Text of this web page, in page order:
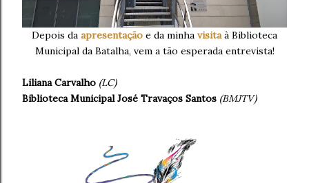
Depois da apresentação e da minha visitaà Biblioteca
Municipal da Batalha, vem a tão esperada entrevista!
Liliana Carvalho (LC)
Biblioteca Municipal José Travaços Santos (BMJTV)